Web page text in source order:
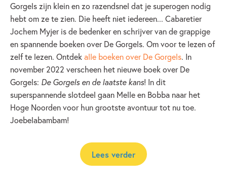
Gorgels zijn klein en zo razendsnel dat je superogen nodig
hebt om ze te zien. Die heeft niet iedereen... Cabaretier
Jochem Myjer is de bedenker en schrijver van de grappige
en spannende boeken over De Gorgels. Om voor te lezen of
zelf te lezen. Ontdekalle boeken over De Gorgels. In
november 2022 verscheen het nieuwe boek over De
Gorgels: De Gorgels en de laatste kans! In dit
superspannende slotdeel gaan Melle en Bobba naar het
Hoge Noorden voor hun grootste avontuur tot nu toe.
Joebelabambam!
Lees verder